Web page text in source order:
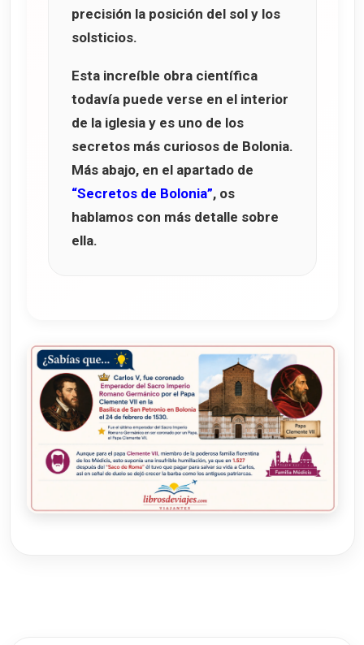
precisión la posición del sol y los
solsticios.
Esta increíble obra científica
todavía puede verse en el interior
de la iglesia y es uno de los
secretos más curiosos de Bolonia.
Más abajo, en el apartado de
“Secretos de Bolonia”, os
hablamos con más detalle sobre
ella.